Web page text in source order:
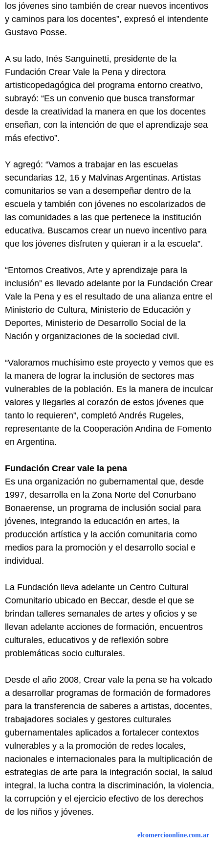
los jóvenes sino también de crear nuevos incentivos
y caminos para los docentes”, expresó el intendente
Gustavo Posse.
A su lado, Inés Sanguinetti, presidente de la
Fundación Crear Vale la Pena y directora
artisticopedagógica del programa entorno creativo,
subrayó: “Es un convenio que busca transformar
desde la creatividad la manera en que los docentes
enseñan, con la intención de que el aprendizaje sea
más efectivo”.
Y agregó: “Vamos a trabajar en las escuelas
secundarias 12, 16 y Malvinas Argentinas. Artistas
comunitarios se van a desempeñar dentro de la
escuela y también con jóvenes no escolarizados de
las comunidades a las que pertenece la institución
educativa. Buscamos crear un nuevo incentivo para
que los jóvenes disfruten y quieran ir a la escuela”.
“Entornos Creativos, Arte y aprendizaje para la
inclusión” es llevado adelante por la Fundación Crear
Vale la Pena y es el resultado de una alianza entre el
Ministerio de Cultura, Ministerio de Educación y
Deportes, Ministerio de Desarrollo Social de la
Nación y organizaciones de la sociedad civil.
“Valoramos muchísimo este proyecto y vemos que es
la manera de lograr la inclusión de sectores mas
vulnerables de la población. Es la manera de inculcar
valores y llegarles al corazón de estos jóvenes que
tanto lo requieren”, completó Andrés Rugeles,
representante de la Cooperación Andina de Fomento
en Argentina.
Fundación Crear vale la pena
Es una organización no gubernamental que, desde
1997, desarrolla en la Zona Norte del Conurbano
Bonaerense, un programa de inclusión social para
jóvenes, integrando la educación en artes, la
producción artística y la acción comunitaria como
medios para la promoción y el desarrollo social e
individual.
La Fundación lleva adelante un Centro Cultural
Comunitario ubicado en Beccar, desde el que se
brindan talleres semanales de artes y oficios y se
llevan adelante acciones de formación, encuentros
culturales, educativos y de reflexión sobre
problemáticas socio culturales.
Desde el año 2008, Crear vale la pena se ha volcado
a desarrollar programas de formación de formadores
para la transferencia de saberes a artistas, docentes,
trabajadores sociales y gestores culturales
gubernamentales aplicados a fortalecer contextos
vulnerables y a la promoción de redes locales,
nacionales e internacionales para la multiplicación de
estrategias de arte para la integración social, la salud
integral, la lucha contra la discriminación, la violencia,
la corrupción y el ejercicio efectivo de los derechos
de los niños y jóvenes.
elcomercioonline.com.ar